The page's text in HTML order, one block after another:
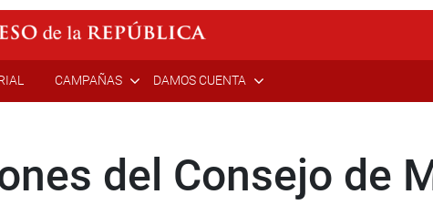
CAMPAÑAS DAMOS CUENTA
del Consejo de